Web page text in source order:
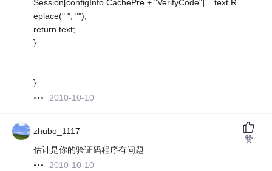
Session[configInfo.CachePre + "VerifyCode"] = text.R
eplace(" ", "");
return text;
}
}
2010-10-10
zhubo_1117
估计是你的验证码程序有问题
2010-10-10
赞